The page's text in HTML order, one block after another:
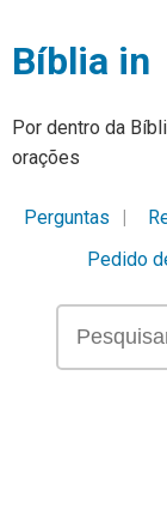
Bíblia in
Por dentro da
orações
Perguntas
Pedido